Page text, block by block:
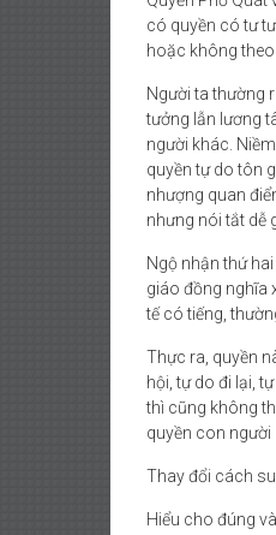
có quyền có tư
hoặc không
Người ta thường
tưởng lẫn lương
người khác.
quyền tự do tôn
nhượng quan
nhưng nói tắt dễ
Ngộ nhận thứ
giáo đồng nghĩa
tế có tiếng,
Thực ra, quyền
hội, tự do đi lại,
thì cũng không
quyền con người
Thay đổi cách
Hiểu cho đúng